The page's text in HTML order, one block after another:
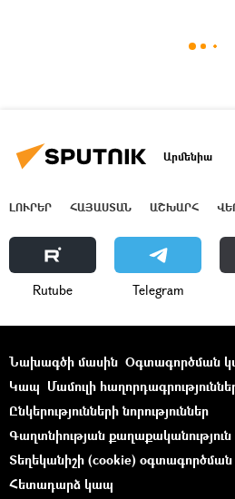
Արմենիա
ԼՈՒՐԵՐ ՀԱՅԱՍՏԱՆ ԱՇԽԱՐՀ
Rutube Telegram
Նախագծի մասին Օգտագործման
Կապ Մամուլի
Ընկերությունների նորություններ
Գաղտնիության քաղաքականություն
Տեղեկանիշի (cookie) օգտագործման
Հետադարձ կապ